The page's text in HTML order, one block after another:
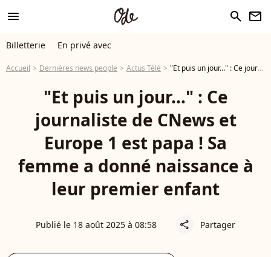
menu search newsletter
Billetterie En privé avec
Accueil Dernières news people Actus Télé "Et puis un jour…" : Ce journaliste de CNews et Europe 1 est papa ! Sa femme a donné naissance à leur premier enfant
"Et puis un jour…" : Ce
journaliste de CNews et
Europe 1 est papa ! Sa
femme a donné naissance à
leur premier enfant
Publié le 18 août 2025 à 08:58 share Partager